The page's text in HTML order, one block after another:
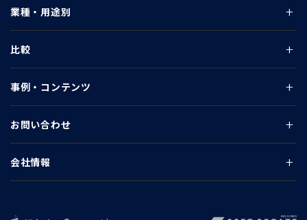
業種・用途別
比較
事例・コンテンツ
お問い合わせ
会社情報